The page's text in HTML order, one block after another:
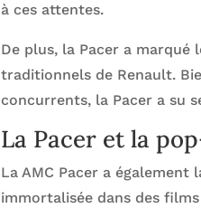
à ces attentes.
De plus, la Pacer a marqué
traditionnels de Renault.
concurrents, la Pacer a su
La Pacer et la
La AMC Pacer a
immortalisée dans des